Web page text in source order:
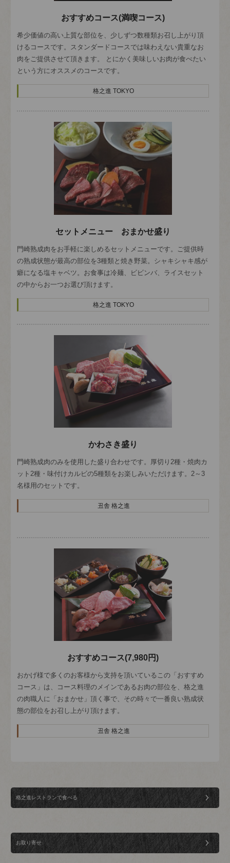
おすすめコース(満喫コース)
希少価値の高い上質な部位を、少しずつ数種類お召し上がり頂
けるコースです。スタンダードコースでは味わえない貴重なお
肉をご提供させて頂きます。 とにかく美味しいお肉が食べたい
という方にオススメのコースです。
格之進 TOKYO
セットメニュー おまかせ盛り
門崎熟成肉をお手軽に楽しめるセットメニューです。ご提供時
の熟成状態が最高の部位を3種類と焼き野菜。シャキシャキ感が
癖になる塩キャベツ。お食事は冷麺、ビビンバ、ライスセット
の中からお一つお選び頂けます。
格之進 TOKYO
かわさき盛り
門崎熟成肉のみを使用した盛り合わせです。厚切り2種・焼肉カ
ット2種・味付けカルビの5種類をお楽しみいただけます。2～3
名様用のセットです。
丑舎 格之進
おすすめコース(7,980円)
おかげ様で多くのお客様から支持を頂いているこの「おすすめ
コース」は、コース料理のメインであるお肉の部位を、格之進
の肉職人に「おまかせ」頂く事で、その時々で一番良い熟成状
態の部位をお召し上がり頂けます。
丑舎 格之進
格之進レストランで食べる
お取り寄せ